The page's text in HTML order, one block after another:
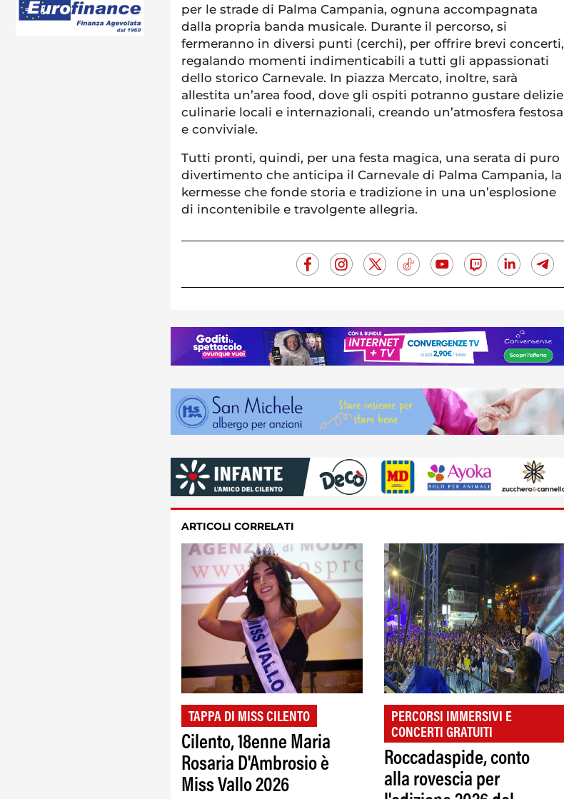
per le strade di Palma Campania, ognuna accompagnata
dalla propria banda musicale. Durante il percorso, si
fermeranno in diversi punti (cerchi), per offrire brevi concerti,
regalando momenti indimenticabili a tutti gli appassionati
dello storico Carnevale. In piazza Mercato, inoltre, sarà
allestita un’area food, dove gli ospiti potranno gustare delizie
culinarie locali e internazionali, creando un’atmosfera festosa
e conviviale.
Tutti pronti, quindi, per una festa magica, una serata di puro
divertimento che anticipa il Carnevale di Palma Campania, la
kermesse che fonde storia e tradizione in una un’esplosione
di incontenibile e travolgente allegria.
ARTICOLI CORRELATI
TAPPA DI MISS CILENTO
Cilento, 18enne Maria
Rosaria D'Ambrosio è
Miss Vallo 2026
PERCORSI IMMERSIVI E
CONCERTI GRATUITI
Roccadaspide, conto
alla rovescia per